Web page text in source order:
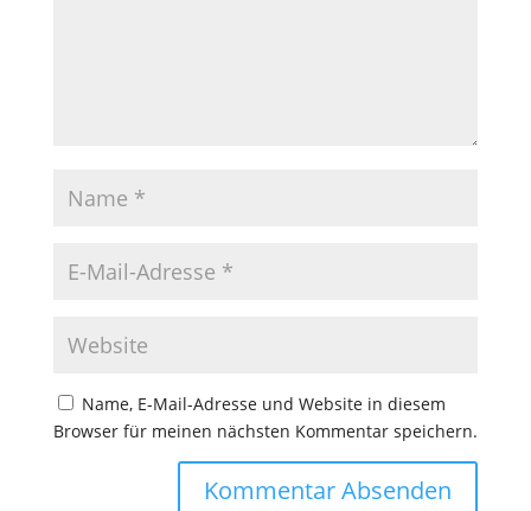
Name, E-Mail-Adresse und Website in diesem
Browser für meinen nächsten Kommentar speichern.